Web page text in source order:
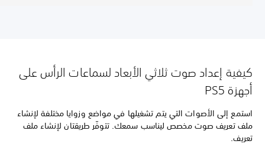
كيفية إعداد صوت ثلاثي الأبعاد لسماعات الرأس على
أجهزة PS5
استمع إلى الأصوات التي يتم تشغيلها في مواضع وزوايا مختلفة لإنشاء
ملف تعريف صوت مخصص ليناسب سمعك. تتوفّر طريقتان لإنشاء ملف
تعريف.